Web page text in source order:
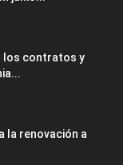
los contratos y
la renovación a